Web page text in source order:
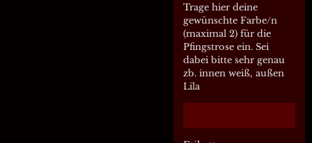
Trage hier deine
gewünschte Farbe/n
(maximal 2) für die
Pfingstrose ein. Sei
dabei bitte sehr genau
zb. innen weiß, außen
Lila